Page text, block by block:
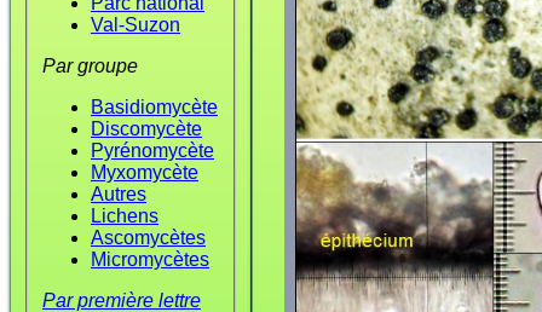
Val-Suzon
Par groupe
Basidiomycète
Discomycète
Pyrénomycète
Myxomycète
Autres
Lichens
Ascomycètes
Micromycètes
Par première lettre